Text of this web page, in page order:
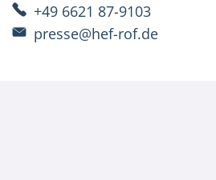
+49 6621 87-9103
presse@hef-rof.de